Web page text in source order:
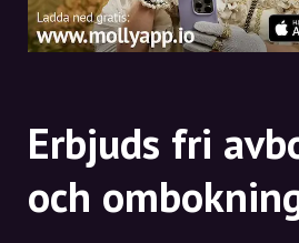
Erbjuds fri
och